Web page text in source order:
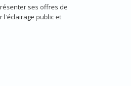
ses offres de
l'éclairage public et